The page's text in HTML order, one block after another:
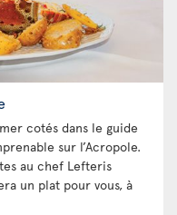
cotés dans le guide
sur l’Acropole.
au chef Lefteris
un plat pour vous, à